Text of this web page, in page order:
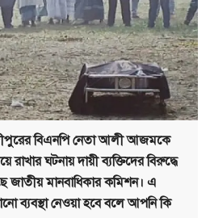
বিএনপি নেতা আলী আজমকে
রাখার ঘটনায় দায়ী ব্যক্তিদের বিরুদ্ধে
জাতীয় মানবাধিকার কমিশন। এ
ব্যবস্থা নেওয়া হবে বলে আপনি কি